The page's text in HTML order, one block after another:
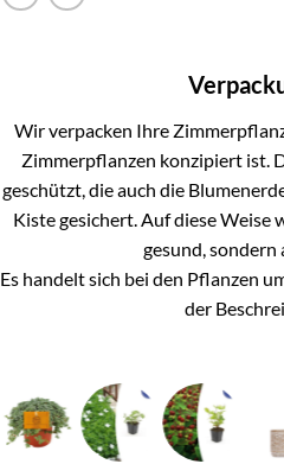
Wir verpacken Ihre
Zimmerpflanzen konzipiert ist.
geschützt, die auch die
Kiste gesichert. Auf diese
gesund, sondern
Es handelt sich bei den Pflanzen
der